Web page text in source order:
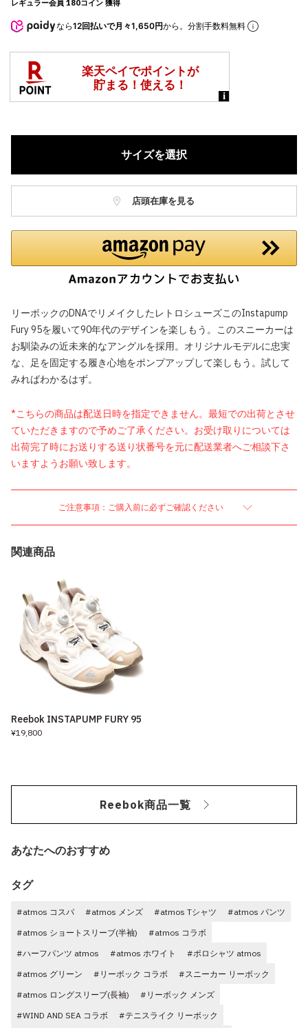
レギュラー会員 180コイン 獲得
なら12回払いで月々1,650円から。分割手数料無料
サイズを選択
店頭在庫を見る
リーボックのDNAでリメイクしたレトロシューズこのInstapump
Fury 95を履いて90年代のデザインを楽しもう。このスニーカーは
お馴染みの近未来的なアングルを採用。オリジナルモデルに忠実
な、足を固定する履き心地をポンプアップして楽しもう。試して
みればわかるはず。
*こちらの商品は配送日時を指定できません。最短での出荷とさせ
ていただきますので予めご了承ください。お受け取りについては
出荷完了時にお送りする送り状番号を元に配送業者へご相談下さ
いますようお願い致します。
ご注意事項：ご購入前に必ずご確認ください
関連商品
Reebok INSTAPUMP FURY 95
¥19,800
Reebok商品一覧
あなたへのおすすめ
タグ
#atmos コスパ #atmos メンズ #atmos Tシャツ
#atmos パンツ
#atmos ショートスリーブ(半袖)
#atmos コラボ
#ハーフパンツ atmos
#atmos ホワイト
#ポロシャツ atmos
#atmos グリーン
#リーボック コラボ
#スニーカー リーボック
#atmos ロングスリーブ(長袖)
#リーボック メンズ
#WIND AND SEA コラボ
#テニスライク リーボック